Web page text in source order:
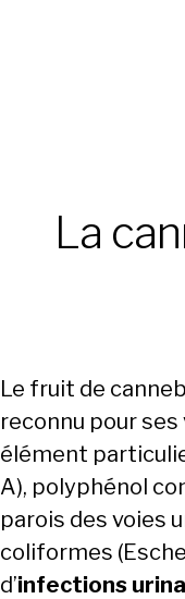
La
Le fruit de
reconnu pour
élément
A), polyphénol
parois des voies
coliformes
d’infections